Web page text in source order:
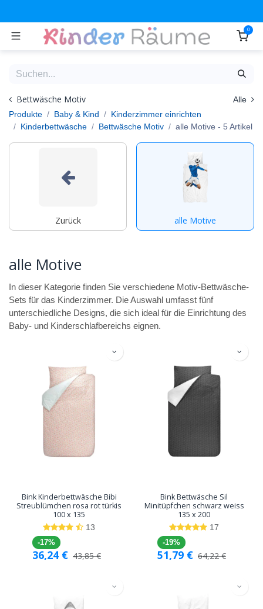
0
Bettwäsche Motiv
Alle
Produkte
Baby & Kind
Kinderzimmer einrichten
Kinderbettwäsche
Bettwäsche Motiv alle Motive - 5 Artikel
Zurück alle Motive
alle Motive
In dieser Kategorie finden Sie verschiedene Motiv-Bettwäsche-
Sets für das Kinderzimmer. Die Auswahl umfasst fünf
unterschiedliche Designs, die sich ideal für die Einrichtung des
Baby- und Kinderschlafbereichs eignen.
Bink Kinderbettwäsche Bibi
Streublümchen rosa rot türkis
100 x 135
13
-17%
36,24 € 43,85€
Bink Bettwäsche Sil
Minitüpfchen schwarz weiss
135 x 200
17
-19%
51,79 € 64,22€